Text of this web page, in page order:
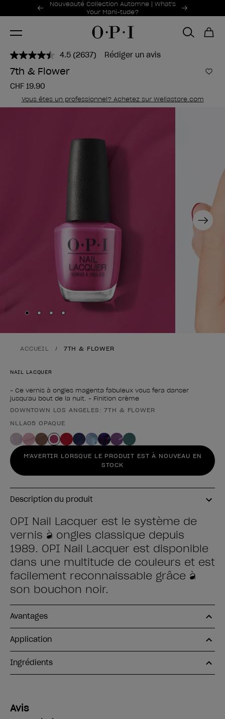
Offres promotionnelles
Nouveauté Collection Automne | What's
Your Mani-tude?
Item 1 of 2
4.5 Lire
la
même
(2637) Rédiger un avis
7th & Flower
CHF 19.90
Vous êtes un professionnel? Achetez sur Wellastore.com
Next
Skip to slide
Skip to slide
Skip to slide
Skip to slide
ACCUEIL 7TH & FLOWER
NAIL LACQUER
- Ce vernis à ongles magenta fabuleux vous fera danser
jusqu'au bout de la nuit. - Finition crème
Forme du produit
DOWNTOWN LOS ANGELES: 7TH & FLOWER
NLLA05 OPAQUE
M'AVERTIR LORSQUE LE PRODUIT EST À NOUVEAU EN
STOCK
Description du produit
OPI Nail Lacquer est le système de
vernis à ongles classique depuis
1989. OPI Nail Lacquer est disponible
dans une multitude de couleurs et est
facilement reconnaissable grâce à
son bouchon noir.
Avantages
Application
Ingrédients